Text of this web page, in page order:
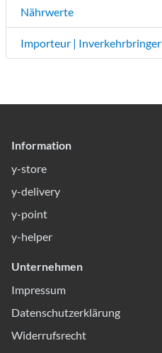
Nährwerte
Importeur | Inverkehrbringer
Information
y-store
y-delivery
y-point
y-helper
Unternehmen
Impressum
Datenschutzerklärung
Widerrufsrecht